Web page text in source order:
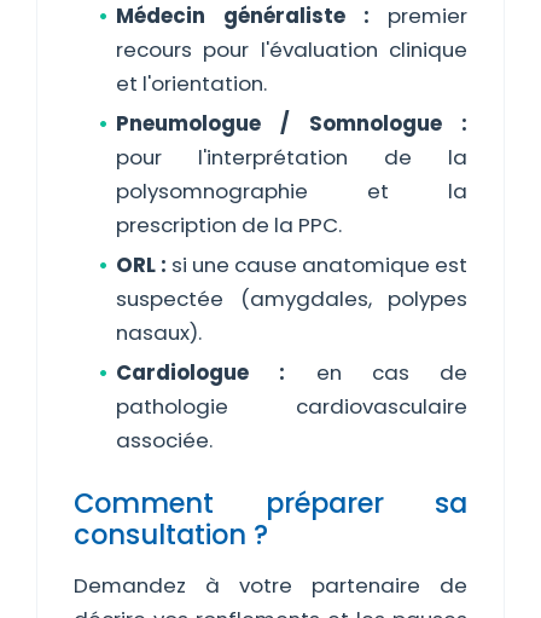
Médecin généraliste : premier
recours pour l'évaluation clinique
et l'orientation.
Pneumologue / Somnologue :
pour l'interprétation de la
polysomnographie et la
prescription de la PPC.
ORL : si une cause anatomique est
suspectée (amygdales, polypes
nasaux).
Cardiologue : en cas de
pathologie cardiovasculaire
associée.
Comment préparer sa
consultation ?
Demandez à votre partenaire de